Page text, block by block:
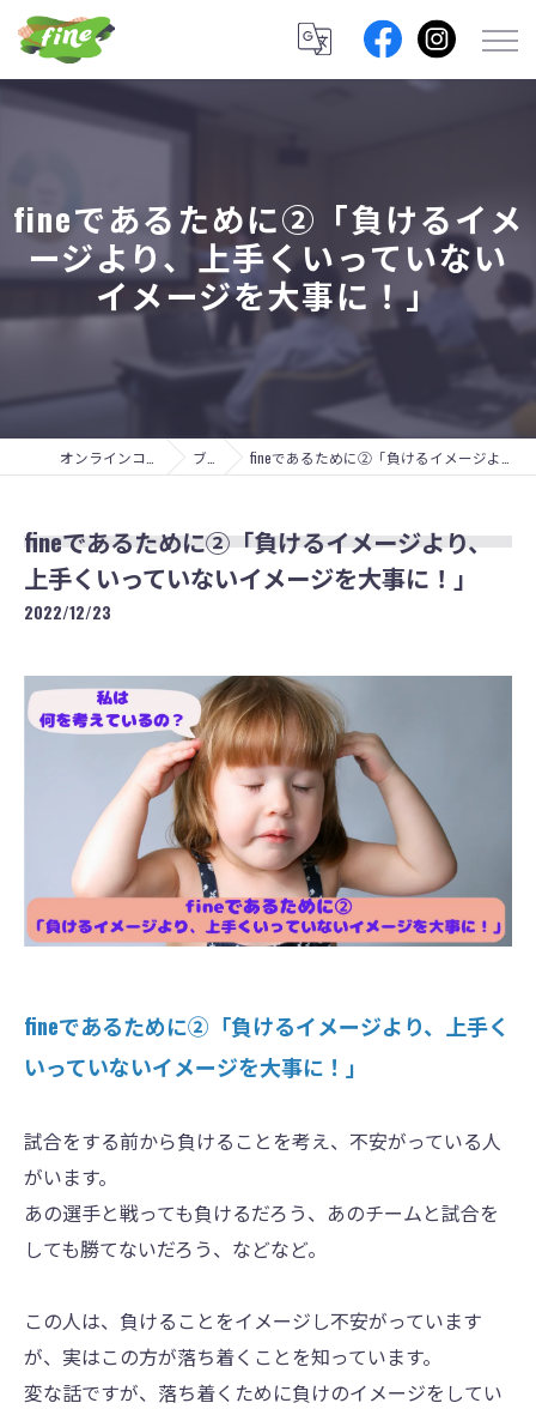
fineであるために②「負けるイメ
ージより、上手くいっていない
イメージを大事に！」
ブログ fineであるために②「負けるイメージより、上手くいっていないイメージを大事に！」
fineであるために②「負けるイメージより、
上手くいっていないイメージを大事に！」
2022/12/23
fineであるために②「負けるイメージより、上手く
いっていないイメージを大事に！」
試合をする前から負けることを考え、不安がっている人
がいます。
あの選手と戦っても負けるだろう、あのチームと試合を
しても勝てないだろう、などなど。
この人は、負けることをイメージし不安がっています
が、実はこの方が落ち着くことを知っています。
変な話ですが、落ち着くために負けのイメージをしてい